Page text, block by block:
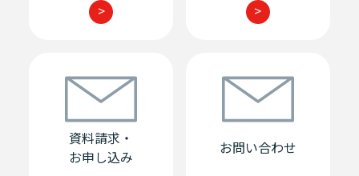
>
>
資料請求・
お申し込み
お問い合わせ